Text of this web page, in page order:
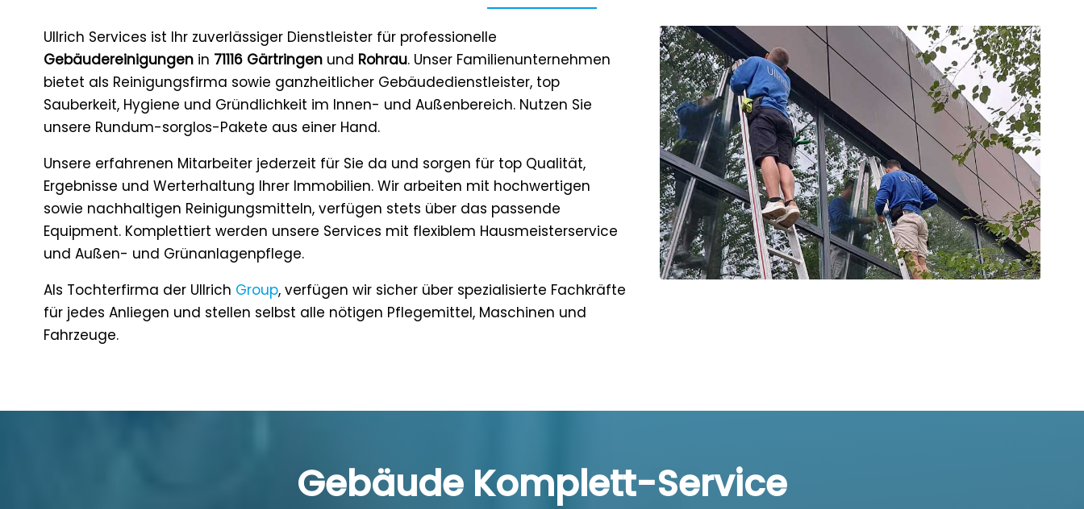
Ullrich Services ist Ihr zuverlässiger Dienstleister für professionelle
Gebäudereinigungenin 71116 Gärtringenund Rohrau. Unser Familienunternehmen
bietet als Reinigungsfirma sowie ganzheitlicher Gebäudedienstleister, top
Sauberkeit, Hygiene und Gründlichkeit im Innen- und Außenbereich. Nutzen Sie
unsere Rundum-sorglos-Pakete aus einer Hand.
Unsere erfahrenen Mitarbeiter jederzeit für Sie da und sorgen für top Qualität,
Ergebnisse und Werterhaltung Ihrer Immobilien. Wir arbeiten mit hochwertigen
sowie nachhaltigen Reinigungsmitteln, verfügen stets über das passende
Equipment. Komplettiert werden unsere Services mit flexiblem Hausmeisterservice
und Außen- und Grünanlagenpflege.
Als Tochterfirma der Ullrich Group, verfügen wir sicher über spezialisierte Fachkräfte
für jedes Anliegen und stellen selbst alle nötigen Pflegemittel, Maschinen und
Fahrzeuge.
Gebäude Komplett-Service